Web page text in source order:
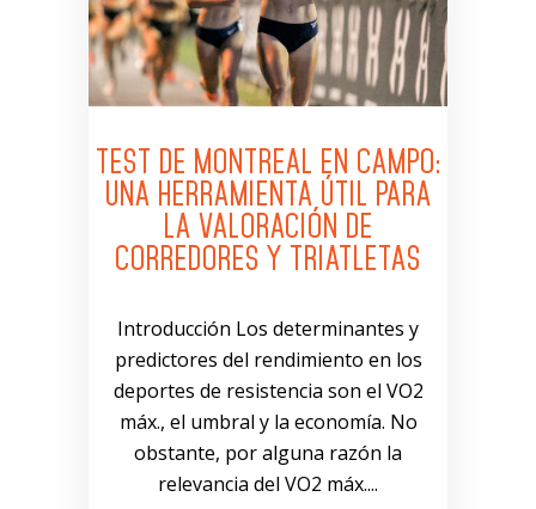
TEST DE MONTREAL EN CAMPO:
UNA HERRAMIENTA ÚTIL PARA
LA VALORACIÓN DE
CORREDORES Y TRIATLETAS
Introducción Los determinantes y
predictores del rendimiento en los
deportes de resistencia son el VO2
máx., el umbral y la economía. No
obstante, por alguna razón la
relevancia del VO2 máx....